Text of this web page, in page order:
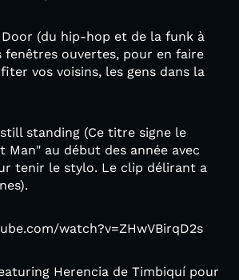
(du hip-hop et de la funk à
fenêtres ouvertes, pour en faire
vos voisins, les gens dans la
standing (Ce titre signe le
Man" au début des année avec
tenir le stylo. Le clip délirant a
watch?v=ZHwVBirqD2s
Herencia de Timbiquí pour